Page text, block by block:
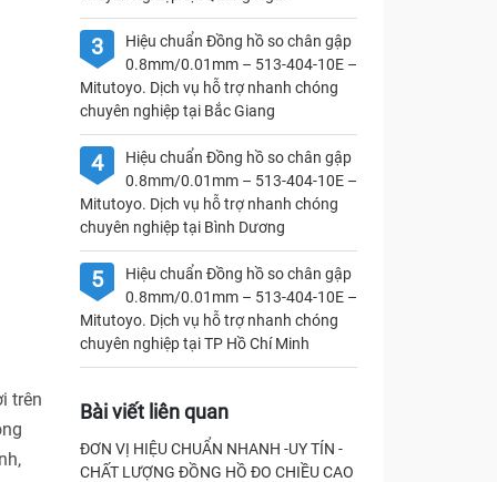
trên
3
Hiệu chuẩn Đồng hồ so chân gập
0.8mm/0.01mm – 513-404-10E –
Mitutoyo. Dịch vụ hỗ trợ nhanh chóng
chuyên nghiệp tại Bắc Giang
4
Hiệu chuẩn Đồng hồ so chân gập
0.8mm/0.01mm – 513-404-10E –
Mitutoyo. Dịch vụ hỗ trợ nhanh chóng
chuyên nghiệp tại Bình Dương
5
Hiệu chuẩn Đồng hồ so chân gập
0.8mm/0.01mm – 513-404-10E –
Mitutoyo. Dịch vụ hỗ trợ nhanh chóng
chuyên nghiệp tại TP Hồ Chí Minh
Bài viết liên quan
ĐƠN VỊ HIỆU CHUẨN NHANH -UY TÍN -
CHẤT LƯỢNG ĐỒNG HỒ ĐO CHIỀU CAO